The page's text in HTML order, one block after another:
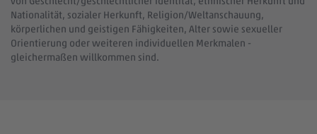
Nationalität, sozialer Herkunft, Religion/Weltanschauung,
körperlichen und geistigen Fähigkeiten, Alter sowie sexueller
Orientierung oder weiteren individuellen Merkmalen -
gleichermaßen willkommen sind.